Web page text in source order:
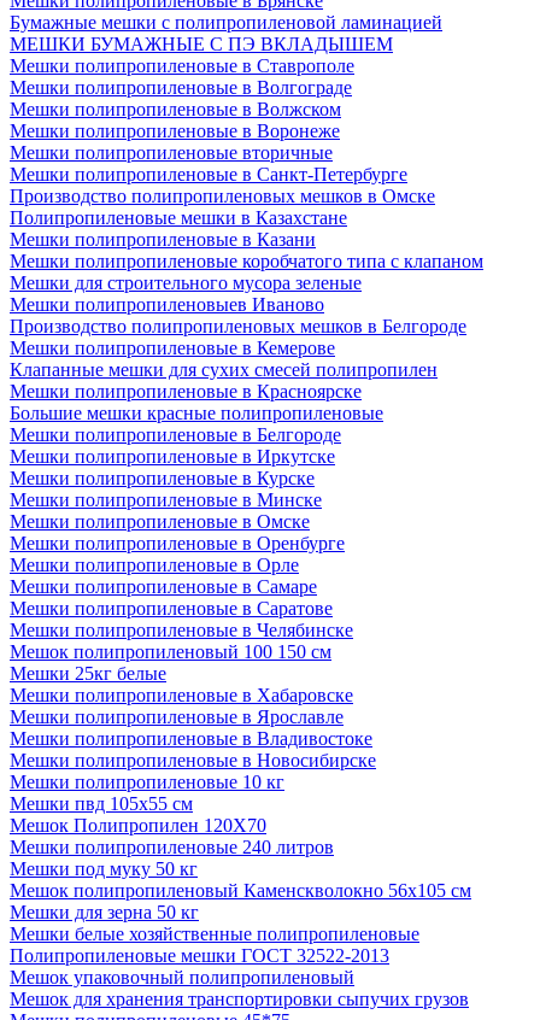
Бумажные мешки с полипропиленовой ламинацией
МЕШКИ БУМАЖНЫЕ С ПЭ ВКЛАДЫШЕМ
Мешки полипропиленовые в Ставрополе
Мешки полипропиленовые в Волгограде
Мешки полипропиленовые в Волжском
Мешки полипропиленовые в Воронеже
Мешки полипропиленовые вторичные
Мешки полипропиленовые в Санкт-Петербурге
Производство полипропиленовых мешков в Омске
Полипропиленовые мешки в Казахстане
Мешки полипропиленовые в Казани
Мешки полипропиленовые коробчатого типа с клапаном
Мешки для строительного мусора зеленые
Мешки полипропиленовыев Иваново
Производство полипропиленовых мешков в Белгороде
Мешки полипропиленовые в Кемерове
Клапанные мешки для сухих смесей полипропилен
Мешки полипропиленовые в Красноярске
Большие мешки красные полипропиленовые
Мешки полипропиленовые в Белгороде
Мешки полипропиленовые в Иркутске
Мешки полипропиленовые в Курске
Мешки полипропиленовые в Минске
Мешки полипропиленовые в Омске
Мешки полипропиленовые в Оренбурге
Мешки полипропиленовые в Орле
Мешки полипропиленовые в Самаре
Мешки полипропиленовые в Саратове
Мешки полипропиленовые в Челябинске
Мешок полипропиленовый 100 150 см
Мешки 25кг белые
Мешки полипропиленовые в Хабаровске
Мешки полипропиленовые в Ярославле
Мешки полипропиленовые в Владивостоке
Мешки полипропиленовые в Новосибирске
Мешки полипропиленовые 10 кг
Мешки пвд 105х55 см
Мешок Полипропилен 120Х70
Мешки полипропиленовые 240 литров
Мешки под муку 50 кг
Мешок полипропиленовый Каменскволокно 56х105 см
Мешки для зерна 50 кг
Мешки белые хозяйственные полипропиленовые
Полипропиленовые мешки ГОСТ 32522-2013
Мешок упаковочный полипропиленовый
Мешок для хранения транспортировки сыпучих грузов